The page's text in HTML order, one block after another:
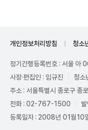
개인정보처리방침 청소
정기간행등록번호 : 서울 아
사장·편집인 : 임규진
청소
주소 : 서울특별시 종로구
전화 : 02-767-1500
등록일자 : 2008년 01월10